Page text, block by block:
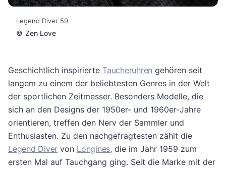
Legend Diver 59
© Zen Love
Geschichtlich inspirierte Taucheruhren gehören seit
langem zu einem der beliebtesten Genres in der Welt
der sportlichen Zeitmesser. Besonders Modelle, die
sich an den Designs der 1950er- und 1960er-Jahre
orientieren, treffen den Nerv der Sammler und
Enthusiasten. Zu den nachgefragtesten zählt die
Legend Diver von Longines, die im Jahr 1959 zum
ersten Mal auf Tauchgang ging. Seit die Marke mit der